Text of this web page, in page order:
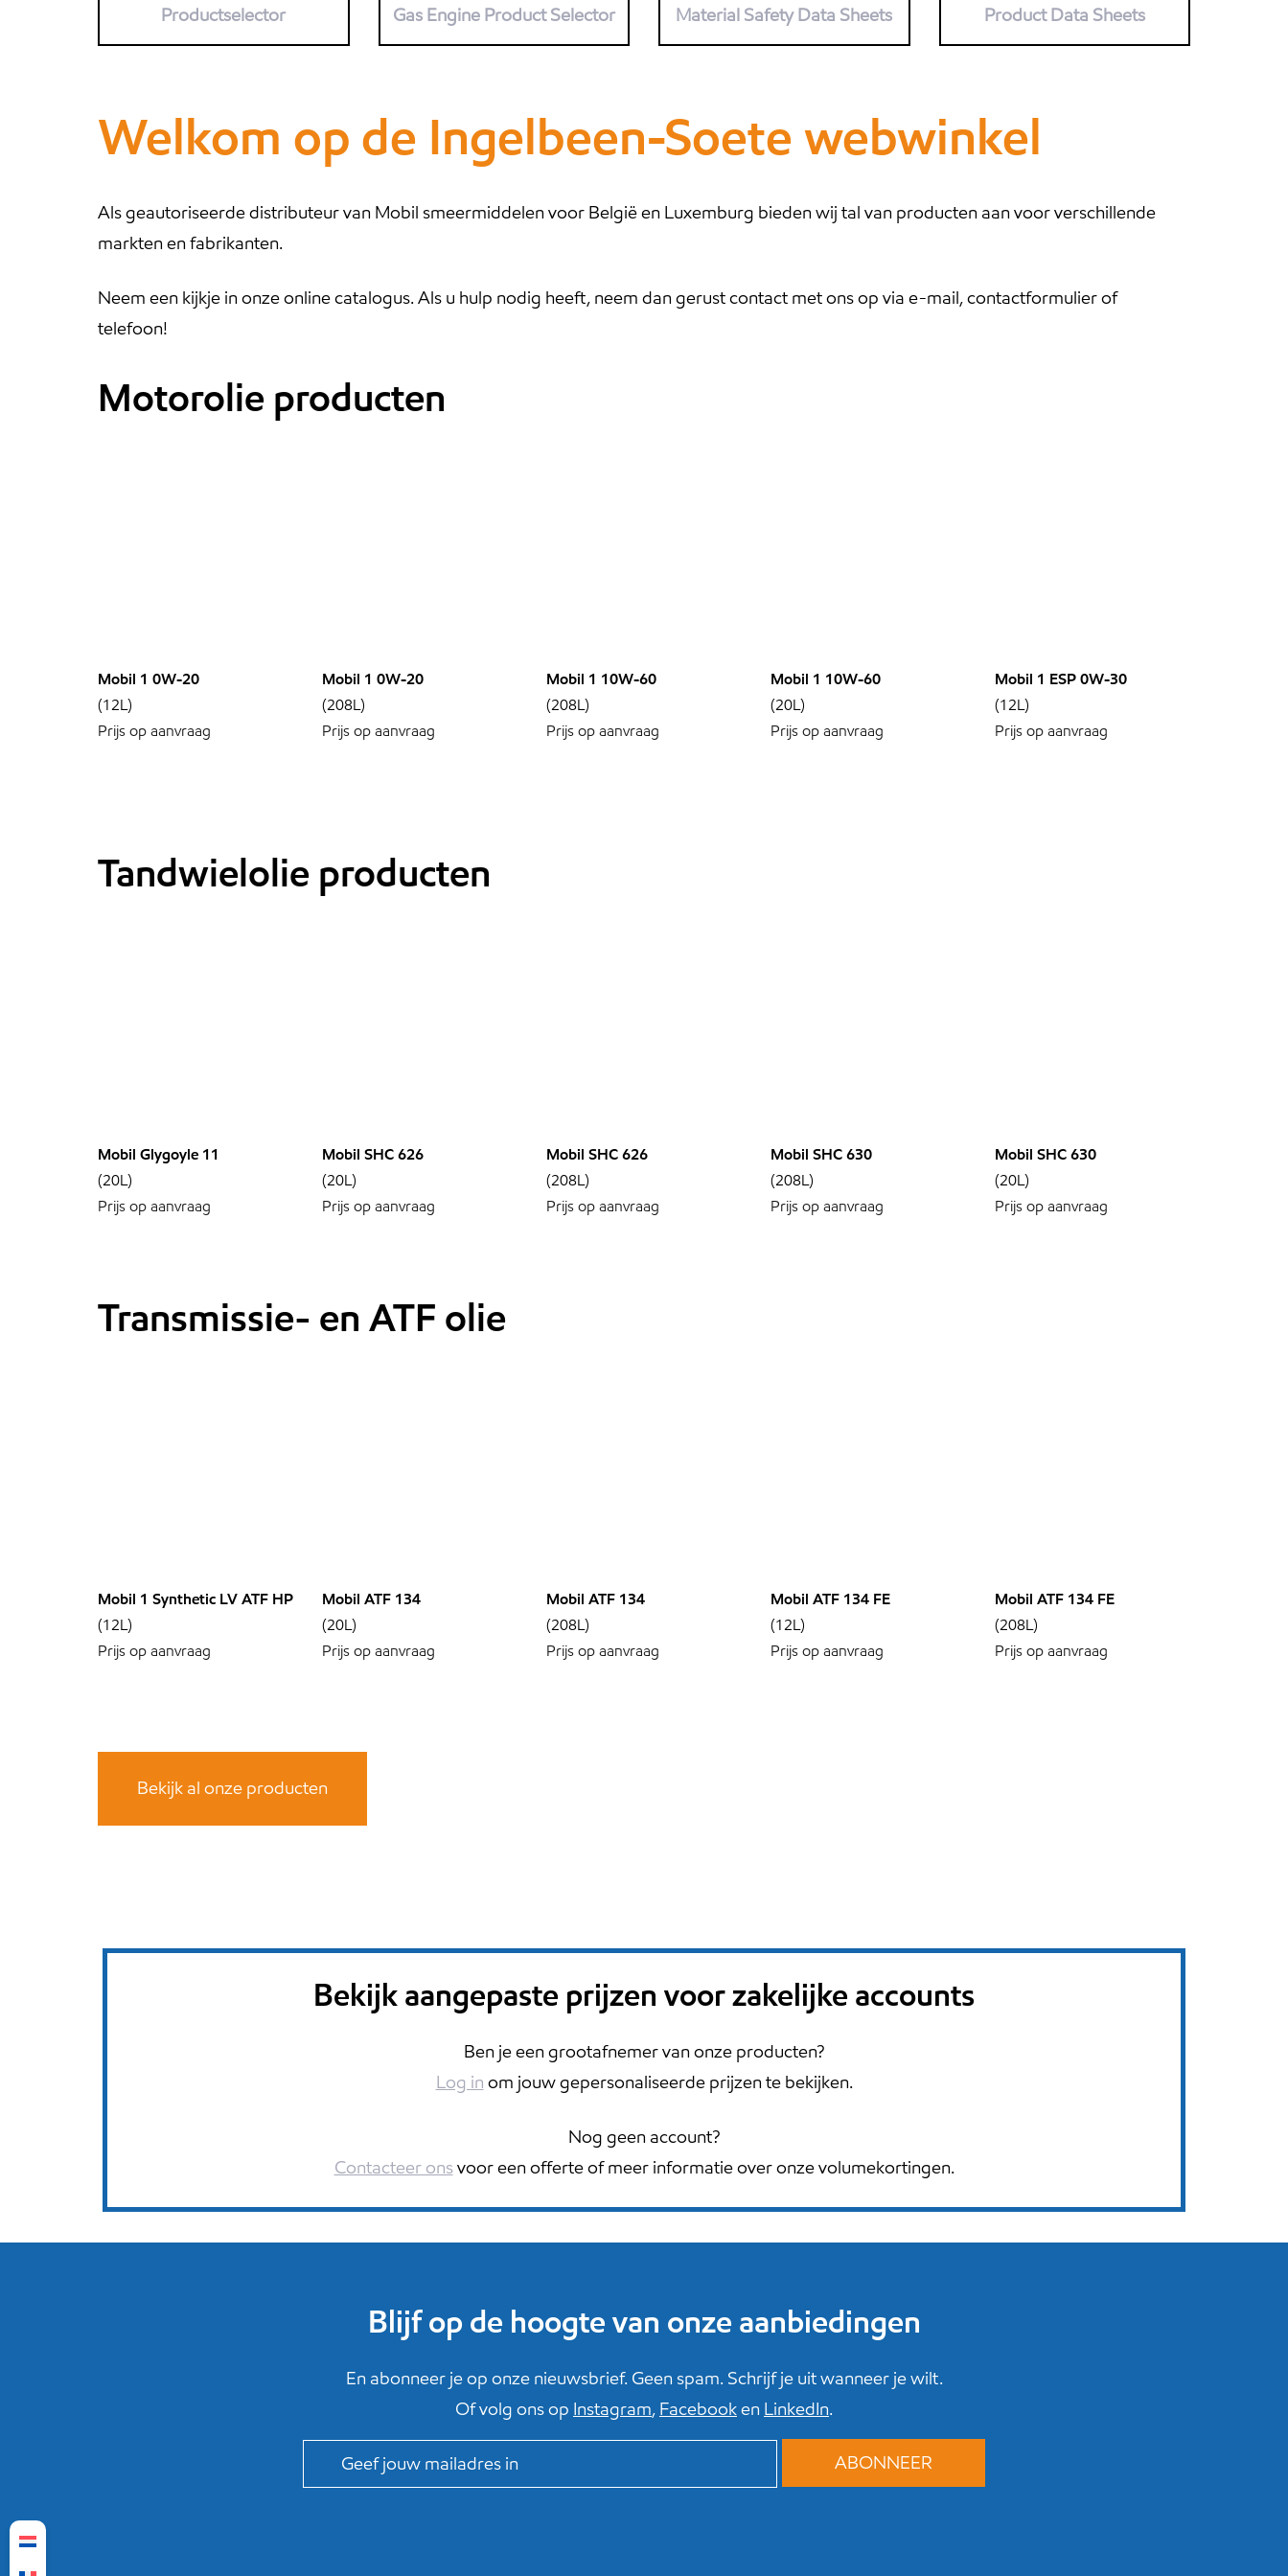
Productselector Gas Engine Product Selector Material Safety Data Sheets Product Data Sheets
Welkom op de Ingelbeen-Soete webwinkel
Als geautoriseerde distributeur van Mobil smeermiddelen voor België en Luxemburg bieden wij tal van producten aan voor verschillende
markten en fabrikanten.
Neem een kijkje in onze online catalogus. Als u hulp nodig heeft, neem dan gerust contact met ons op via e-mail, contactformulier of
telefoon!
Motorolie producten
Mobil 1 0W-20
(12L)
Prijs op aanvraag
Mobil 1 0W-20
(208L)
Prijs op aanvraag
Mobil 1 10W-60
(208L)
Prijs op aanvraag
Mobil 1 10W-60
(20L)
Prijs op aanvraag
Mobil 1 ESP 0W-30
(12L)
Prijs op aanvraag
Tandwielolie producten
Mobil Glygoyle 11
(20L)
Prijs op aanvraag
Mobil SHC 626
(20L)
Prijs op aanvraag
Mobil SHC 626
(208L)
Prijs op aanvraag
Mobil SHC 630
(208L)
Prijs op aanvraag
Mobil SHC 630
(20L)
Prijs op aanvraag
Transmissie- en ATF olie
Mobil 1 Synthetic LV ATF HP
(12L)
Prijs op aanvraag
Mobil ATF 134
(20L)
Prijs op aanvraag
Mobil ATF 134
(208L)
Prijs op aanvraag
Mobil ATF 134 FE
(12L)
Prijs op aanvraag
Mobil ATF 134 FE
(208L)
Prijs op aanvraag
Bekijk al onze producten
Bekijk aangepaste prijzen voor zakelijke accounts
Ben je een grootafnemer van onze producten?
Log in om jouw gepersonaliseerde prijzen te bekijken.
Nog geen account?
Contacteer onsvoor een offerte of meer informatie over onze volumekortingen.
Blijf op de hoogte van onze aanbiedingen
En abonneer je op onze nieuwsbrief. Geen spam. Schrijf je uit wanneer je wilt.
Of volg ons op Instagram, Facebooken LinkedIn.